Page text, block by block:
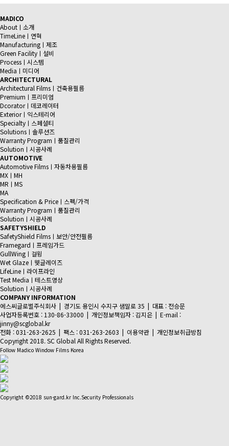
MADICO
Aboutㅣ소개
TimeLineㅣ연혁
Manufacturingㅣ제조
Green Facilityㅣ설비
Processㅣ시스템
Mediaㅣ미디어
ARCHITECTURAL
Architectural Filmsㅣ건축용필름
Premiumㅣ프리미엄
Dcoratorㅣ데코레이터
Exteriorㅣ익스테리어
Specialtyㅣ스페셜티
Solutionsㅣ솔루션즈
Warranty Programㅣ품질관리
Solutionㅣ시공사례
AUTOMOTIVE
Automotive Filmsㅣ자동차용필름
MX ㅣ MH
MR ㅣ MS
MA
Specification & Priceㅣ스펙/가격
Warranty Programㅣ품질관리
Solutionㅣ시공사례
SAFETYSHIELD
SafetyShield Filmsㅣ보안/안전필름
Framegardㅣ프레임가드
GullWingㅣ걸윙
Wet Glazeㅣ웻글레이즈
LifeLineㅣ라이프라인
Test Mediaㅣ테스트영상
Solutionㅣ시공사례
COMPANY INFORMATION
에스씨글로벌주식회사 | 경기도 용인시 수지구 샘말로 35 | 대표 : 전승문
사업자등록번호 : 130-86-33000 | 개인정보책임자 : 김지은 | E-mail :
jinny@scglobal.kr
전화 : 031-263-2625 | 팩스 : 031-263-2603 | 이용약관 | 개인정보취급방침
Copyright 2018. SC Global All Rights Reserved.
Follow Madico Window Films Korea
Copyright ©2018 sun-gard.kr Inc.Security Professionals